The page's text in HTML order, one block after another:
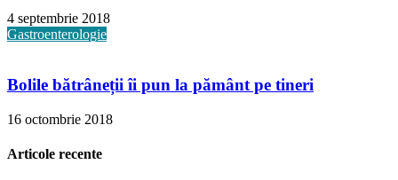
4 septembrie 2018
Gastroenterologie
Bolile bătrâneții îi pun la pământ pe tineri
16 octombrie 2018
Articole recente